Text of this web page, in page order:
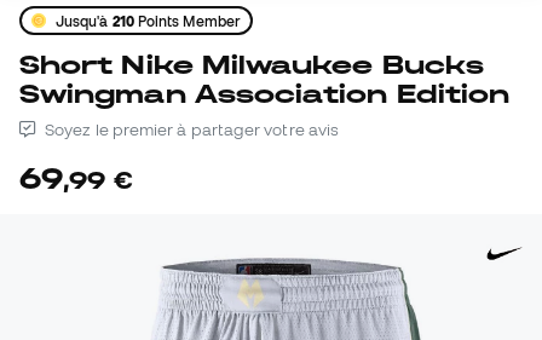
Jusqu'à 210Points Member
Short Nike Milwaukee Bucks
Swingman Association Edition
Soyez le premier à partager votre avis
69,99 €